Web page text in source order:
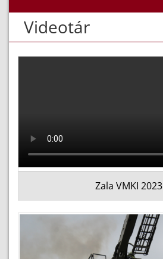
Videotár
Zala VMKI 2023